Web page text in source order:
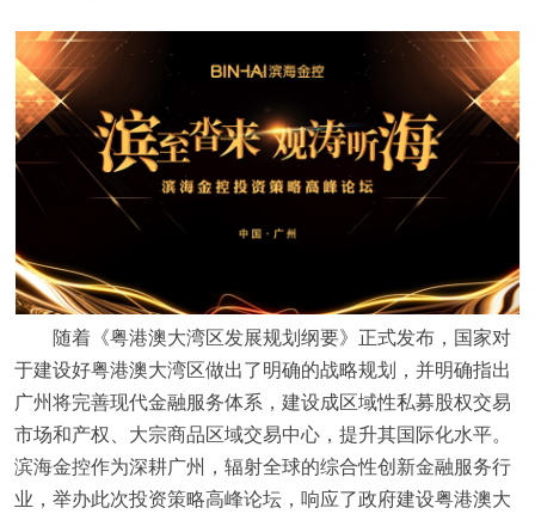
随着《粤港澳大湾区发展规划纲要》正式发布，国家对
于建设好粤港澳大湾区做出了明确的战略规划，并明确指出
广州将完善现代金融服务体系，建设成区域性私募股权交易
市场和产权、大宗商品区域交易中心，提升其国际化水平。
滨海金控作为深耕广州，辐射全球的综合性创新金融服务行
业，举办此次投资策略高峰论坛，响应了政府建设粤港澳大